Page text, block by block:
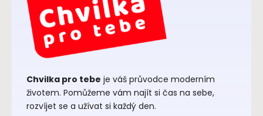
Chvilka pro tebe je váš průvodce moderním
životem. Pomůžeme vám najít si čas na sebe,
rozvíjet se a užívat si každý den.